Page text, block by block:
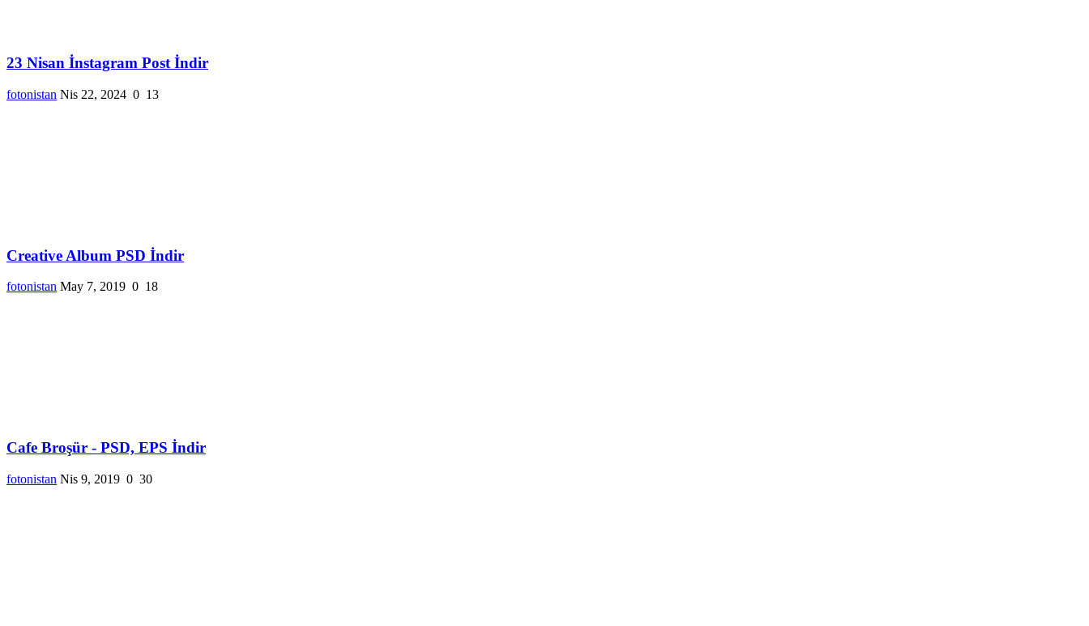
23 Nisan İnstagram Post İndir
fotonistan Nis 22, 2024 0 13
Creative Album PSD İndir
fotonistan May 7, 2019 0 18
Cafe Broşür - PSD, EPS İndir
fotonistan Nis 9, 2019 0 30